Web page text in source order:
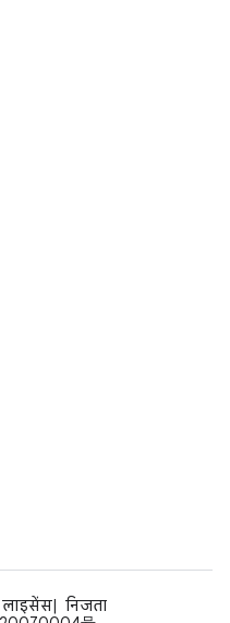
लाइसेंस
निजता